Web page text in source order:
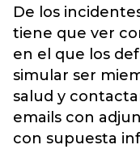
De los
tiene que ver
en el que los
simular ser
salud y
emails con
con supuesta